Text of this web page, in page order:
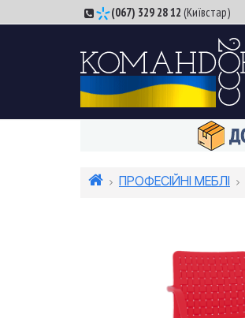
(067) 329 28 12 (Київстар)
ПРОФЕСІЙНІ МЕБЛІ